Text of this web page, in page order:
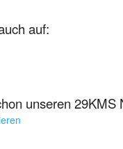
auf:
unseren 29KMS